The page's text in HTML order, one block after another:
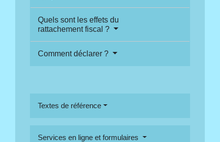
Quels sont les effets du
rattachement fiscal ?
Comment déclarer ?
Textes de référence
Services en ligne et formulaires